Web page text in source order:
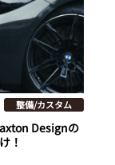
整備/カスタム
Designの
！